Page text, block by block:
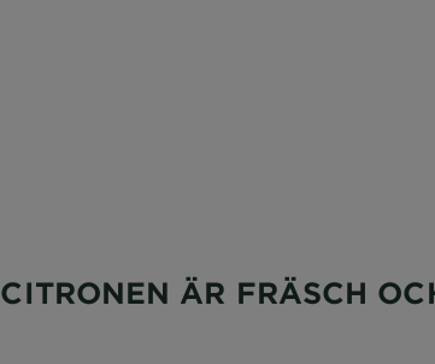
CITRONEN ÄR FRÄSCH